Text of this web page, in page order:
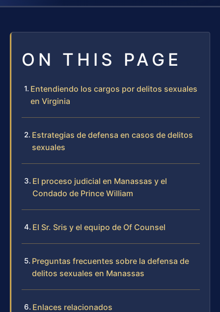
ON THIS PAGE
Entendiendo los cargos por delitos sexuales
en Virginia
Estrategias de defensa en casos de delitos
sexuales
El proceso judicial en Manassas y el
Condado de Prince William
El Sr. Sris y el equipo de Of Counsel
Preguntas frecuentes sobre la defensa de
delitos sexuales en Manassas
Enlaces relacionados